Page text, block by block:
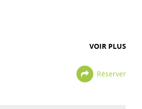
VOIR PLUS
Réserver